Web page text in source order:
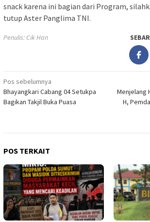
snack karena ini bagian dari Program,
tutup Aster Panglima TNI.
Penulis: Cik Han
Navigasi
pos
Pos sebelumnya
Bhayangkari Cabang 04 Setukpa
Bagikan Takjil Buka Puasa
Menjelang
H,
POS TERKAIT